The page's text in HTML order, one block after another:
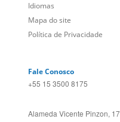
Política de Privacidade
Alameda Vicente Pinzon,
Language Trainers,